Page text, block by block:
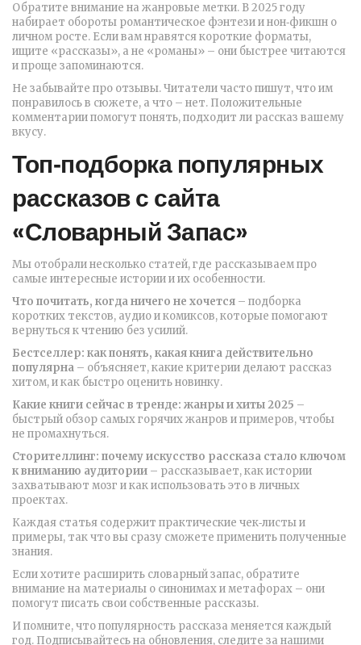
Обратите внимание на жанровые метки. В 2025 году
набирает обороты романтическое фэнтези и нон‑фикшн о
личном росте. Если вам нравятся короткие форматы,
ищите «рассказы», а не «романы» – они быстрее читаются
и проще запоминаются.
Не забывайте про отзывы. Читатели часто пишут, что им
понравилось в сюжете, а что – нет. Положительные
комментарии помогут понять, подходит ли рассказ вашему
вкусу.
Топ‑подборка популярных
рассказов с сайта
«Словарный Запас»
Мы отобрали несколько статей, где рассказываем про
самые интересные истории и их особенности.
Что почитать, когда ничего не хочется – подборка
коротких текстов, аудио и комиксов, которые помогают
вернуться к чтению без усилий.
Бестселлер: как понять, какая книга действительно
популярна – объясняет, какие критерии делают рассказ
хитом, и как быстро оценить новинку.
Какие книги сейчас в тренде: жанры и хиты 2025 –
быстрый обзор самых горячих жанров и примеров, чтобы
не промахнуться.
Сторителлинг: почему искусство рассказа стало ключом
к вниманию аудитории – рассказывает, как истории
захватывают мозг и как использовать это в личных
проектах.
Каждая статья содержит практические чек‑листы и
примеры, так что вы сразу сможете применить полученные
знания.
Если хотите расширить словарный запас, обратите
внимание на материалы о синонимах и метафорах – они
помогут писать свои собственные рассказы.
И помните, что популярность рассказа меняется каждый
год. Подписывайтесь на обновления, следите за нашими